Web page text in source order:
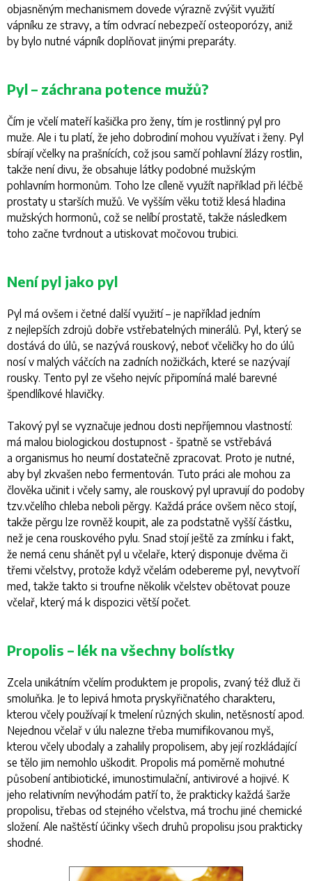
objasněným mechanismem dovede výrazně zvýšit využití
vápníku ze stravy, a tím odvrací nebezpečí osteoporózy, aniž
by bylo nutné vápník doplňovat jinými preparáty.
Pyl – záchrana potence mužů?
Čím je včelí mateří kašička pro ženy, tím je rostlinný pyl pro
muže. Ale i tu platí, že jeho dobrodiní mohou využívat i ženy. Pyl
sbírají včelky na prašnících, což jsou samčí pohlavní žlázy rostlin,
takže není divu, že obsahuje látky podobné mužským
pohlavním hormonům. Toho lze cíleně využít například při léčbě
prostaty u starších mužů. Ve vyšším věku totiž klesá hladina
mužských hormonů, což se nelíbí prostatě, takže následkem
toho začne tvrdnout a utiskovat močovou trubici.
Není pyl jako pyl
Pyl má ovšem i četné další využití – je například jedním
z nejlepších zdrojů dobře vstřebatelných minerálů. Pyl, který se
dostává do úlů, se nazývá rouskový, neboť včeličky ho do úlů
nosí v malých váčcích na zadních nožičkách, které se nazývají
rousky. Tento pyl ze všeho nejvíc připomíná malé barevné
špendlíkové hlavičky.
Takový pyl se vyznačuje jednou dosti nepříjemnou vlastností:
má malou biologickou dostupnost - špatně se vstřebává
a organismus ho neumí dostatečně zpracovat. Proto je nutné,
aby byl zkvašen nebo fermentován. Tuto práci ale mohou za
člověka učinit i včely samy, ale rouskový pyl upravují do podoby
tzv.včelího chleba neboli pěrgy. Každá práce ovšem něco stojí,
takže pěrgu lze rovněž koupit, ale za podstatně vyšší částku,
než je cena rouskového pylu. Snad stojí ještě za zmínku i fakt,
že nemá cenu shánět pyl u včelaře, který disponuje dvěma či
třemi včelstvy, protože když včelám odebereme pyl, nevytvoří
med, takže takto si troufne několik včelstev obětovat pouze
včelař, který má k dispozici větší počet.
Propolis – lék na všechny bolístky
Zcela unikátním včelím produktem je propolis, zvaný též dluž či
smoluňka. Je to lepivá hmota pryskyřičnatého charakteru,
kterou včely používají k tmelení různých skulin, netěsností apod.
Nejednou včelař v úlu nalezne třeba mumifikovanou myš,
kterou včely ubodaly a zahalily propolisem, aby její rozkládající
se tělo jim nemohlo uškodit. Propolis má poměrně mohutné
působení antibiotické, imunostimulační, antivirové a hojivé. K
jeho relativním nevýhodám patří to, že prakticky každá šarže
propolisu, třebas od stejného včelstva, má trochu jiné chemické
složení. Ale naštěstí účinky všech druhů propolisu jsou prakticky
shodné.